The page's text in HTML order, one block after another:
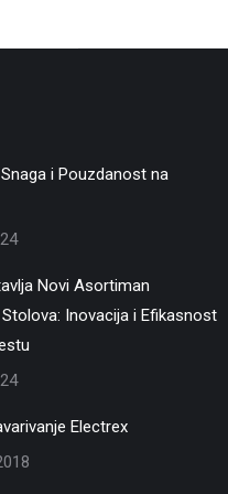
i Pouzdanost na
Novi Asortiman
Inovacija i Efikasnost
Electrex